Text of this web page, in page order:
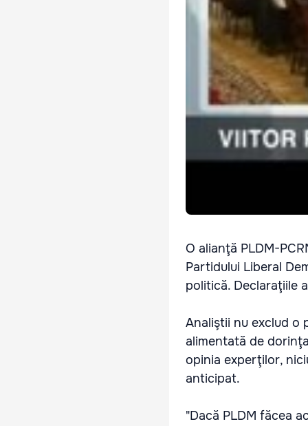
O alianţă PLDM-
Partidului Liberal
politică. Declaraţiile
Analiştii nu exclud o
alimentată de
opinia experţilor,
anticipat.
"Dacă PLDM făcea